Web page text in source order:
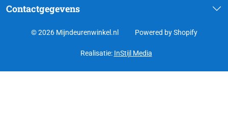
Contactgegevens
© 2026 Mijndeurenwinkel.nl Powered by Shopify
Realisatie: InStijl Media